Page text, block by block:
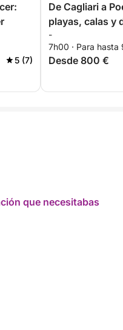
5 (7)
De Cagliari a
playas, calas y
-
7h00 · Para hasta
Desde 800 €
que necesitabas